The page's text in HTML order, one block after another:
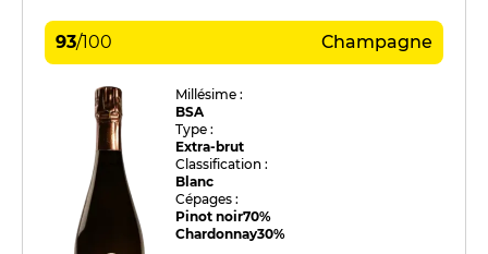
93/100 Champagne
Millésime :
BSA
Type :
Extra-brut
Classification :
Blanc
Cépages :
Pinot noir70%
Chardonnay30%